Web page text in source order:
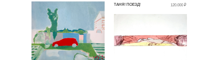
ТАНЯ! ПОЕЗД! 120.000 ₽